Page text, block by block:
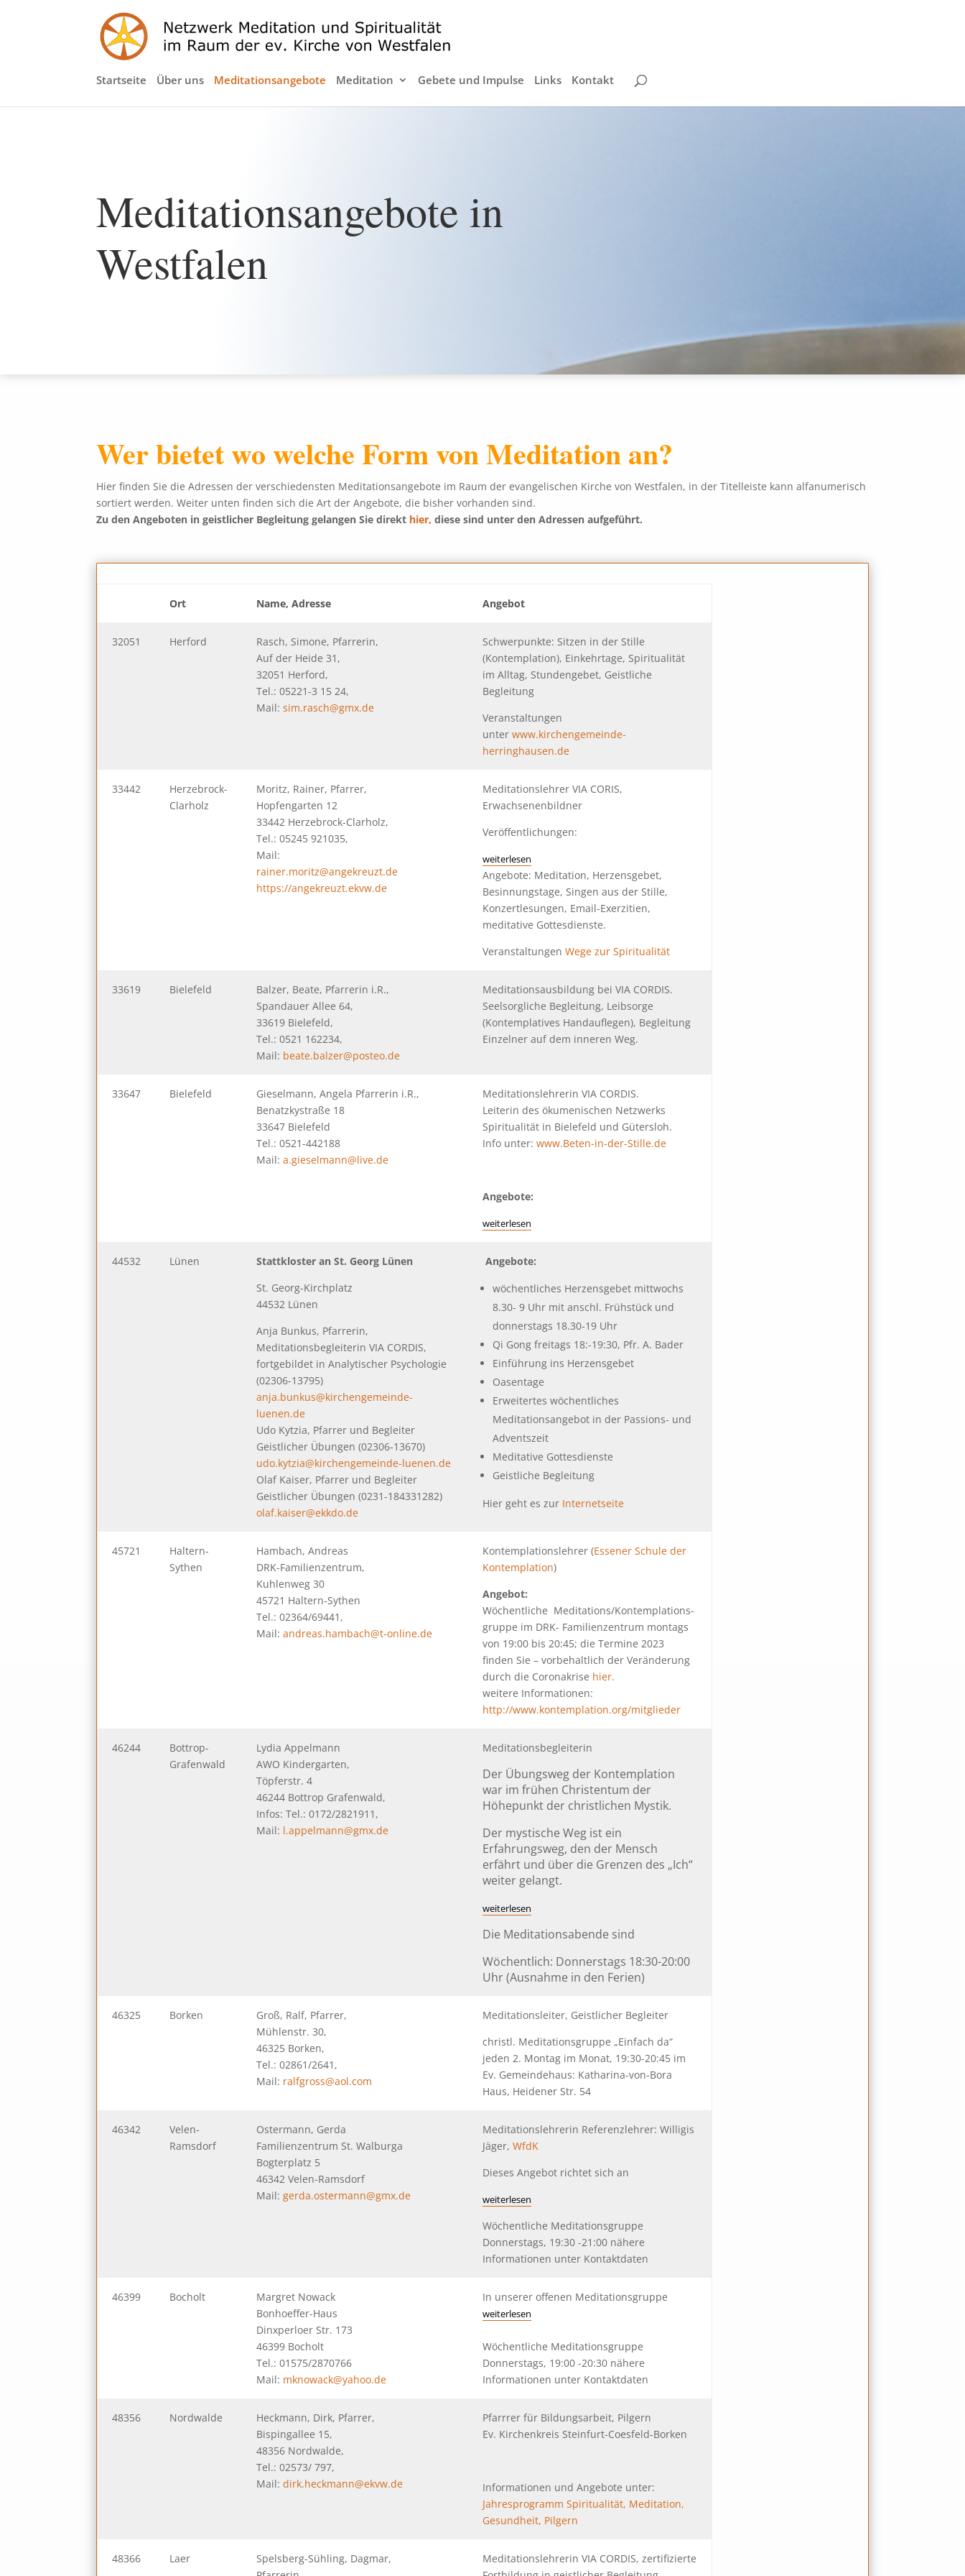
Startseite Über uns Meditationsangebote Meditation Gebete und Impulse Links Kontakt
Meditationsangebote in
Westfalen
Wer bietet wo welche Form von Meditation an?
Hier finden Sie die Adressen der verschiedensten Meditationsangebote im Raum der evangelischen Kirche von Westfalen, in der Titelleiste kann alfanumerisch
sortiert werden. Weiter unten finden sich die Art der Angebote, die bisher vorhanden sind.
Zu den Angeboten in geistlicher Begleitung gelangen Sie direkt hier, diese sind unter den Adressen aufgeführt.
Ort Name, Adresse Angebot
32051 Herford
Rasch, Simone, Pfarrerin,
Auf der Heide 31,
32051 Herford,
Tel.: 05221-3 15 24,
Mail:sim.rasch@gmx.de
Schwerpunkte: Sitzen in der Stille
(Kontemplation), Einkehrtage, Spiritualität
im Alltag, Stundengebet, Geistliche
Begleitung
Veranstaltungen
unterwww.kirchengemeinde-
herringhausen.de
33442
Herzebrock-
Clarholz
Moritz, Rainer, Pfarrer,
Hopfengarten 12
33442 Herzebrock-Clarholz,
Tel.: 05245 921035,
Mail:
rainer.moritz@angekreuzt.de
https://angekreuzt.ekvw.de
Meditationslehrer VIA CORIS,
Erwachsenenbildner
Veröffentlichungen:
weiterlesen
Angebote: Meditation, Herzensgebet,
Besinnungstage, Singen aus der Stille,
Konzertlesungen, Email-Exerzitien,
meditative Gottesdienste.
VeranstaltungenWege zur Spiritualität
33619 Bielefeld
Balzer, Beate, Pfarrerin i.R.,
Spandauer Allee 64,
33619 Bielefeld,
Tel.: 0521 162234,
Mail: beate.balzer@posteo.de
Meditationsausbildung bei VIA CORDIS.
Seelsorgliche Begleitung, Leibsorge
(Kontemplatives Handauflegen), Begleitung
Einzelner auf dem inneren Weg.
33647 Bielefeld
Gieselmann, Angela Pfarrerin i.R.,
Benatzkystraße 18
33647 Bielefeld
Tel.: 0521-442188
Mail:a.gieselmann@live.de
Meditationslehrerin VIA CORDIS.
Leiterin des ökumenischen Netzwerks
Spiritualität in Bielefeld und Gütersloh.
Info unter:www.Beten-in-der-Stille.de
Angebote:
weiterlesen
44532 Lünen
Stattkloster an St. Georg Lünen
St. Georg-Kirchplatz
44532 Lünen
Anja Bunkus, Pfarrerin,
Meditationsbegleiterin VIA CORDIS,
fortgebildet in Analytischer Psychologie
(02306-13795)
anja.bunkus@kirchengemeinde-
luenen.de
Udo Kytzia, Pfarrer und Begleiter
Geistlicher Übungen (02306-13670)
udo.kytzia@kirchengemeinde-luenen.de
Olaf Kaiser, Pfarrer und Begleiter
Geistlicher Übungen (0231-184331282)
olaf.kaiser@ekkdo.de
Angebote:
wöchentliches Herzensgebet mittwochs
8.30- 9 Uhr mit anschl. Frühstück und
donnerstags 18.30-19 Uhr
Qi Gong freitags 18:-19:30, Pfr. A. Bader
Einführung ins Herzensgebet
Oasentage
Erweitertes wöchentliches
Meditationsangebot in der Passions- und
Adventszeit
Meditative Gottesdienste
Geistliche Begleitung
Hier geht es zur Internetseite
45721
Haltern-
Sythen
Hambach, Andreas
DRK-Familienzentrum,
Kuhlenweg 30
45721 Haltern-Sythen
Tel.: 02364/69441,
Mail:andreas.hambach@t-online.de
Kontemplationslehrer (Essener Schule der
Kontemplation)
Angebot:
Wöchentliche Meditations/Kontemplations-
gruppe im DRK- Familienzentrum montags
von 19:00 bis 20:45; die Termine 2023
finden Sie – vorbehaltlich der Veränderung
durch die Coronakrise hier.
weitere Informationen:
http://www.kontemplation.org/mitglieder
46244
Bottrop-
Grafenwald
Lydia Appelmann
AWO Kindergarten,
Töpferstr. 4
46244 Bottrop Grafenwald,
Infos: Tel.: 0172/2821911,
Mail: l.appelmann@gmx.de
Meditationsbegleiterin
Der Übungsweg der Kontemplation
war im frühen Christentum der
Höhepunkt der christlichen Mystik.
Der mystische Weg ist ein
Erfahrungsweg, den der Mensch
erfährt und über die Grenzen des „Ich“
weiter gelangt.
weiterlesen
Die Meditationsabende sind
Wöchentlich: Donnerstags 18:30-20:00
Uhr (Ausnahme in den Ferien)
46325 Borken
Groß, Ralf, Pfarrer,
Mühlenstr. 30,
46325 Borken,
Tel.: 02861/2641,
Mail: ralfgross@aol.com
Meditationsleiter, Geistlicher Begleiter
christl. Meditationsgruppe „Einfach da“
jeden 2. Montag im Monat, 19:30-20:45 im
Ev. Gemeindehaus: Katharina-von-Bora
Haus, Heidener Str. 54
46342
Velen-
Ramsdorf
Ostermann, Gerda
Familienzentrum St. Walburga
Bogterplatz 5
46342 Velen-Ramsdorf
Mail:gerda.ostermann@gmx.de
Meditationslehrerin Referenzlehrer: Willigis
Jäger,WfdK
Dieses Angebot richtet sich an
weiterlesen
Wöchentliche Meditationsgruppe
Donnerstags, 19:30 -21:00 nähere
Informationen unter Kontaktdaten
46399 Bocholt
Margret Nowack
Bonhoeffer-Haus
Dinxperloer Str. 173
46399 Bocholt
Tel.: 01575/2870766
Mail: mknowack@yahoo.de
In unserer offenen Meditationsgruppe
weiterlesen
Wöchentliche Meditationsgruppe
Donnerstags, 19:00 -20:30 nähere
Informationen unter Kontaktdaten
48356 Nordwalde
Heckmann, Dirk, Pfarrer,
Bispingallee 15,
48356 Nordwalde,
Tel.: 02573/ 797,
Mail:dirk.heckmann@ekvw.de
Pfarrrer für Bildungsarbeit, Pilgern
Ev. Kirchenkreis Steinfurt-Coesfeld-Borken
Informationen und Angebote unter:
Jahresprogramm Spiritualität, Meditation,
Gesundheit, Pilgern
48366 Laer
Spelsberg-Sühling, Dagmar,
Meditationslehrerin VIA CORDIS, zertifizierte